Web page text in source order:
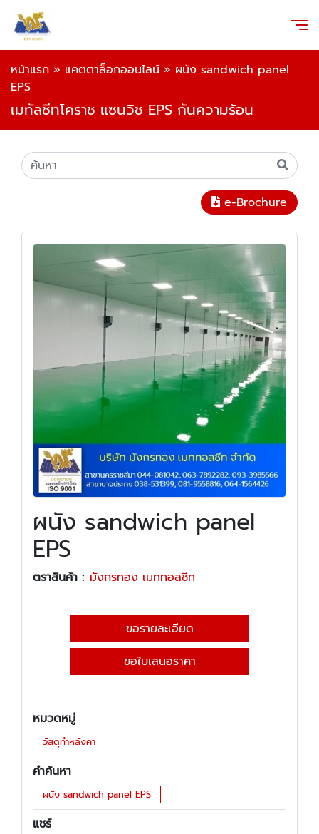
หน้าแรก » แคตตาล็อกออนไลน์ » ผนัง sandwich panel
EPS
เมทัลชีทโคราช แซนวิช EPS กันความร้อน
e-Brochure
ผนัง sandwich panel
EPS
ตราสินค้า : มังกรทอง เมททอลชีท
ขอรายละเอียด
ขอใบเสนอราคา
หมวดหมู่
วัสดุทำหลังคา
คำค้นหา
ผนัง sandwich panel EPS
แชร์